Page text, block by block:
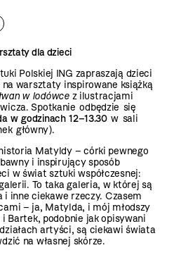
dla dzieci
Polskiej ING zapraszają dzieci
warsztaty inspirowane książką
w lodówcez ilustracjami
Spotkanie odbędzie się
w godzinach 12–13.30w sali
główny).
Matyldy – córki pewnego
i inspirujący sposób
w świat sztuki współczesnej:
To taka galeria, w której są
i inne ciekawe rzeczy. Czasem
– ja, Matylda, i mój młodszy
Bartek, podobnie jak opisywani
artyści, są ciekawi świata
na własnej skórze.